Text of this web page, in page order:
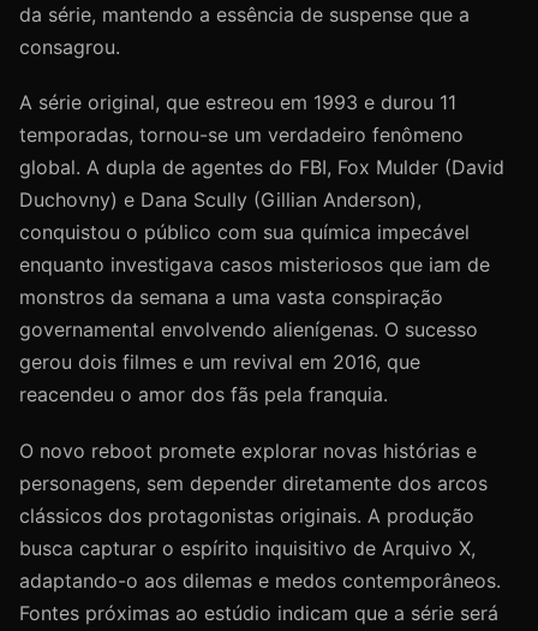
da série, mantendo a essência de suspense que a
consagrou.
A série original, que estreou em 1993 e durou 11
temporadas, tornou-se um verdadeiro fenômeno
global. A dupla de agentes do FBI, Fox Mulder (David
Duchovny) e Dana Scully (Gillian Anderson),
conquistou o público com sua química impecável
enquanto investigava casos misteriosos que iam de
monstros da semana a uma vasta conspiração
governamental envolvendo alienígenas. O sucesso
gerou dois filmes e um revival em 2016, que
reacendeu o amor dos fãs pela franquia.
O novo reboot promete explorar novas histórias e
personagens, sem depender diretamente dos arcos
clássicos dos protagonistas originais. A produção
busca capturar o espírito inquisitivo de Arquivo X,
adaptando-o aos dilemas e medos contemporâneos.
Fontes próximas ao estúdio indicam que a série será